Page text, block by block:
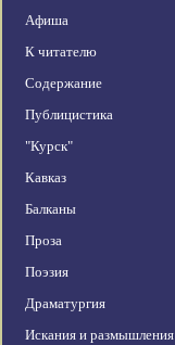
Афиша
К читателю
Содержание
Публицистика
"Курск"
Кавказ
Балканы
Проза
Поэзия
Драматургия
Искания и размышления